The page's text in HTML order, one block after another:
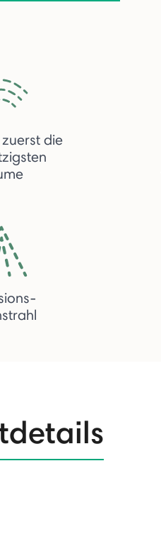
die